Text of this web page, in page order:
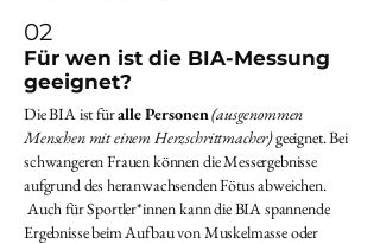
02
Für wen ist die BIA-Messung
geeignet?
Die BIA ist füralle Personen(ausgenommen
Menschen mit einem Herzschrittmacher)geeignet. Bei
schwangeren Frauen können die Messergebnisse
aufgrund des heranwachsenden Fötus abweichen.
Auch für Sportler*innen kann die BIA spannende
Ergebnisse beim Aufbau von Muskelmasse oder